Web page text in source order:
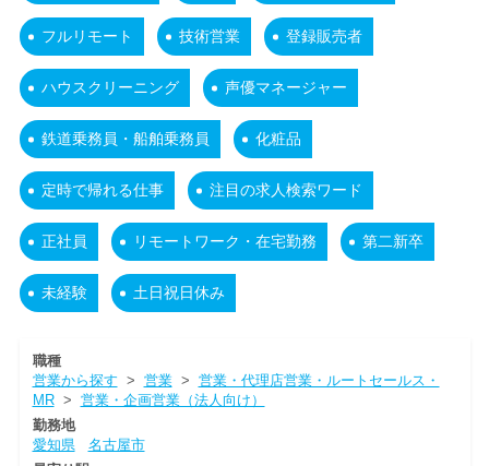
フルリモート 技術営業 登録販売者
ハウスクリーニング 声優マネージャー
鉄道乗務員・船舶乗務員 化粧品
定時で帰れる仕事 注目の求人検索ワード
正社員 リモートワーク・在宅勤務 第二新卒
未経験 土日祝日休み
職種
営業から探す > 営業> 営業・代理店営業・ルートセールス・
MR> 営業・企画営業（法人向け）
勤務地
愛知県
名古屋市